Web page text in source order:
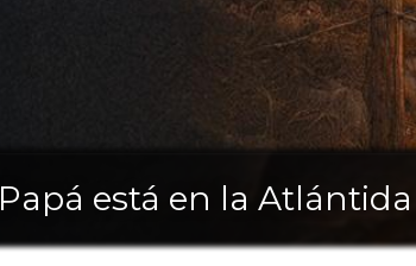
Papá está en la